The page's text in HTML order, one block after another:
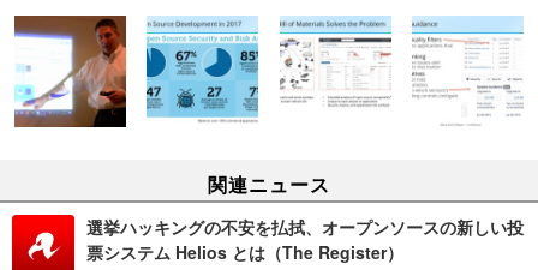
関連ニュース
選挙ハッキングの不安を払拭、オープンソースの新しい投
票システム Helios とは（The Register）